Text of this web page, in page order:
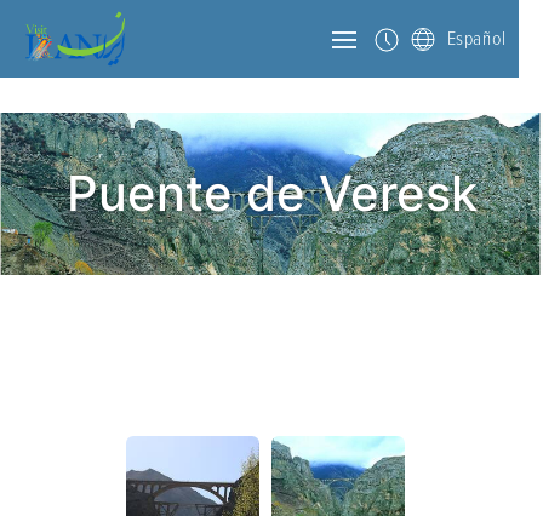
Español
Puente de Veresk